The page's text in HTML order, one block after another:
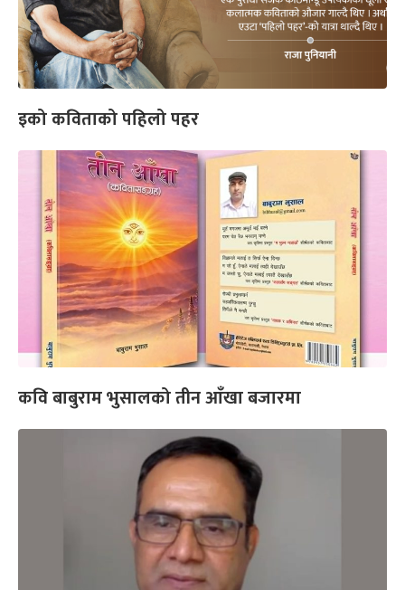
इको कविताको पहिलो पहर
कवि बाबुराम भुसालको तीन आँखा बजारमा